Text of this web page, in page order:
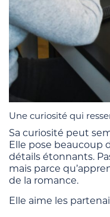
Une curiosité qui
Sa curiosité peut
Elle pose beaucoup
détails étonnants.
mais parce
de la romance.
Elle aime les